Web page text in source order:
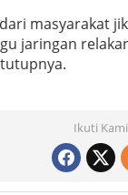
masyarakat
jaringan
Ikuti Kami